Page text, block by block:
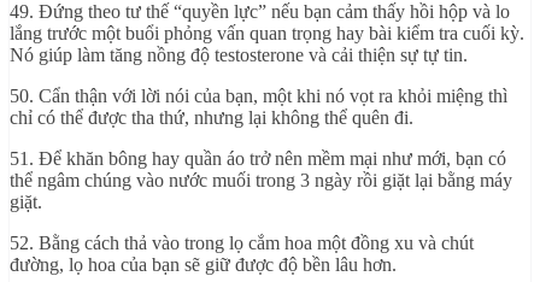
49. Đứng theo tư thế “quyền lực” nếu bạn cảm thấy hồi hộp và lo
lắng trước một buổi phỏng vấn quan trọng hay bài kiểm tra cuối kỳ.
Nó giúp làm tăng nồng độ testosterone và cải thiện sự tự tin.
50. Cẩn thận với lời nói của bạn, một khi nó vọt ra khỏi miệng thì
chỉ có thể được tha thứ, nhưng lại không thể quên đi.
51. Để khăn bông hay quần áo trở nên mềm mại như mới, bạn có
thể ngâm chúng vào nước muối trong 3 ngày rồi giặt lại bằng máy
giặt.
52. Bằng cách thả vào trong lọ cắm hoa một đồng xu và chút
đường, lọ hoa của bạn sẽ giữ được độ bền lâu hơn.